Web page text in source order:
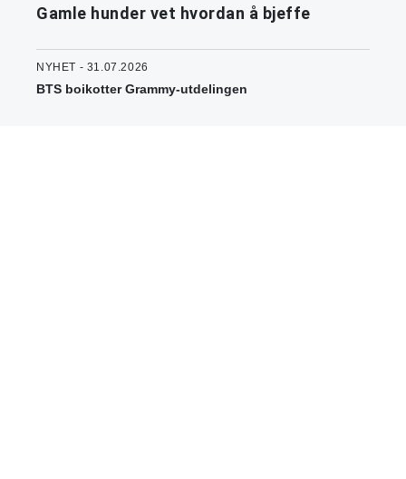
Gamle hunder vet hvordan å bjeffe
NYHET - 31.07.2026
BTS boikotter Grammy-utdelingen